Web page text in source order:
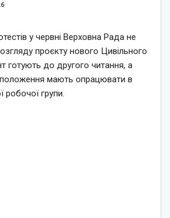
у червні Верховна Рада не
проєкту нового Цивільного
готують до другого читання, а
положення мають опрацювати в
робочої групи.